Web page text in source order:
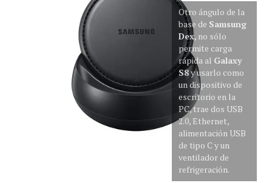
Otro ángulo de la
base deSamsung
Dex, no sólo
permite carga
rápida alGalaxy
S8y usarlo como
un dispositivo de
escritorio en la
PC, trae dos USB
2.0, Ethernet,
alimentación USB
de tipo C y un
ventilador de
refrigeración.